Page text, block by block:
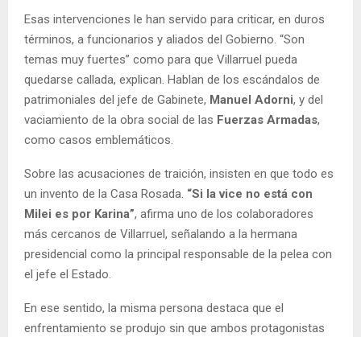
Esas intervenciones le han servido para criticar, en duros
términos, a funcionarios y aliados del Gobierno. “Son
temas muy fuertes” como para que Villarruel pueda
quedarse callada, explican. Hablan de los escándalos de
patrimoniales del jefe de Gabinete, Manuel Adorni, y del
vaciamiento de la obra social de las Fuerzas Armadas,
como casos emblemáticos.
Sobre las acusaciones de traición, insisten en que todo es
un invento de la Casa Rosada. “Si la vice no está con
Milei es por Karina”, afirma uno de los colaboradores
más cercanos de Villarruel, señalando a la hermana
presidencial como la principal responsable de la pelea con
el jefe el Estado.
En ese sentido, la misma persona destaca que el
enfrentamiento se produjo sin que ambos protagonistas